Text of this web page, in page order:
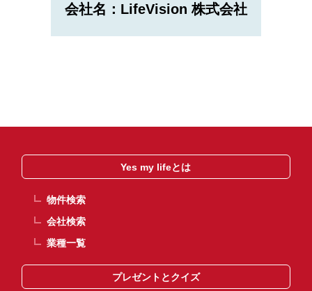
会社名：LifeVision 株式会社
Yes my lifeとは
物件検索
会社検索
業種一覧
プレゼントとクイズ